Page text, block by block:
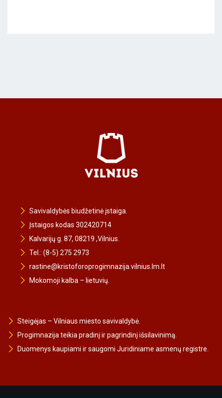
Savivaldybės biudžetinė įstaiga.
Įstaigos kodas 302420714
Kalvarijų g. 87, 08219 ,Vilnius.
Tel.: (8-5) 275 2973
rastine@kristoforoprogimnazija.vilnius.lm.lt
Mokomoji kalba – lietuvių.
Steigėjas – Vilniaus miesto savivaldybė.
Progimnazija teikia pradinį ir pagrindinį išsilavinimą.
Duomenys kaupiami ir saugomi Juridiniame asmenų registre.